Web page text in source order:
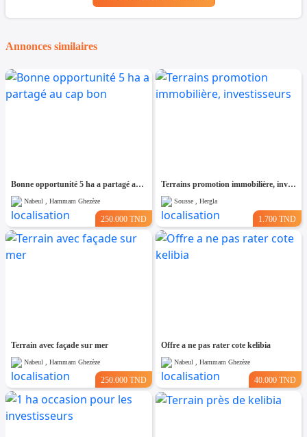
Annonces similaires
Bonne opportunité 5 ha a partagé au cap bon
Nabeul , Hammam Ghezèze
250.000 TND
Terrains promotion immobilière, investisseurs
Sousse , Hergla
1.700 TND
Terrain avec façade sur mer
Nabeul , Hammam Ghezèze
250.000 TND
Offre a ne pas rater cote kelibia
Nabeul , Hammam Ghezèze
40.000 TND